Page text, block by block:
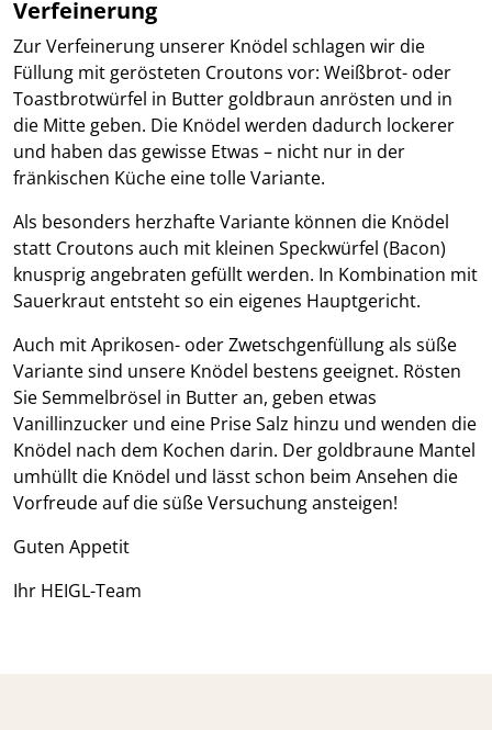
Verfeinerung
Zur Verfeinerung unserer Knödel schlagen wir die
Füllung mit gerösteten Croutons vor: Weißbrot- oder
Toastbrotwürfel in Butter goldbraun anrösten und in
die Mitte geben. Die Knödel werden dadurch lockerer
und haben das gewisse Etwas – nicht nur in der
fränkischen Küche eine tolle Variante.
Als besonders herzhafte Variante können die Knödel
statt Croutons auch mit kleinen Speckwürfel (Bacon)
knusprig angebraten gefüllt werden. In Kombination mit
Sauerkraut entsteht so ein eigenes Hauptgericht.
Auch mit Aprikosen- oder Zwetschgenfüllung als süße
Variante sind unsere Knödel bestens geeignet. Rösten
Sie Semmelbrösel in Butter an, geben etwas
Vanillinzucker und eine Prise Salz hinzu und wenden die
Knödel nach dem Kochen darin. Der goldbraune Mantel
umhüllt die Knödel und lässt schon beim Ansehen die
Vorfreude auf die süße Versuchung ansteigen!
Guten Appetit
Ihr HEIGL-Team